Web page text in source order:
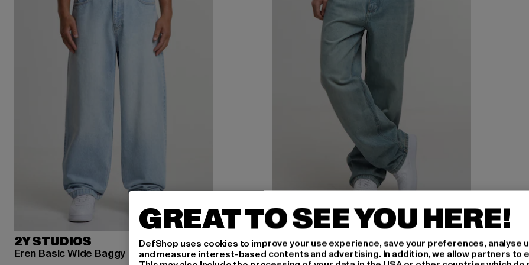
2Y STUDIOS
Eren Basic Wide Baggy
2Y STUDIOS
Adrik Basic Baggy Jeans
GREAT TO SEE YOU HERE!
DefShop uses cookies to improve your use experience, save your preferences, analyse
and measure interest-based contents and advertising. In addition, we allow partners to